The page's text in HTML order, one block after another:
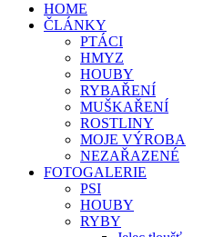
HOME
ČLÁNKY
PTÁCI
HMYZ
HOUBY
RYBAŘENÍ
MUŠKAŘENÍ
ROSTLINY
MOJE VÝROBA
NEZAŘAZENÉ
FOTOGALERIE
PSI
HOUBY
RYBY